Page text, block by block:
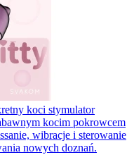
koci stymulator
kocim pokrowcem
wibracje i sterowanie
nowych doznań.